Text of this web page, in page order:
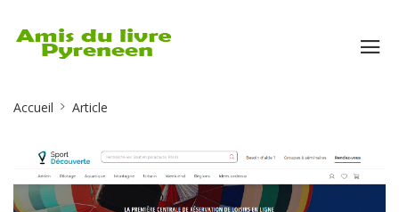
Breadcrumb
Accueil Article